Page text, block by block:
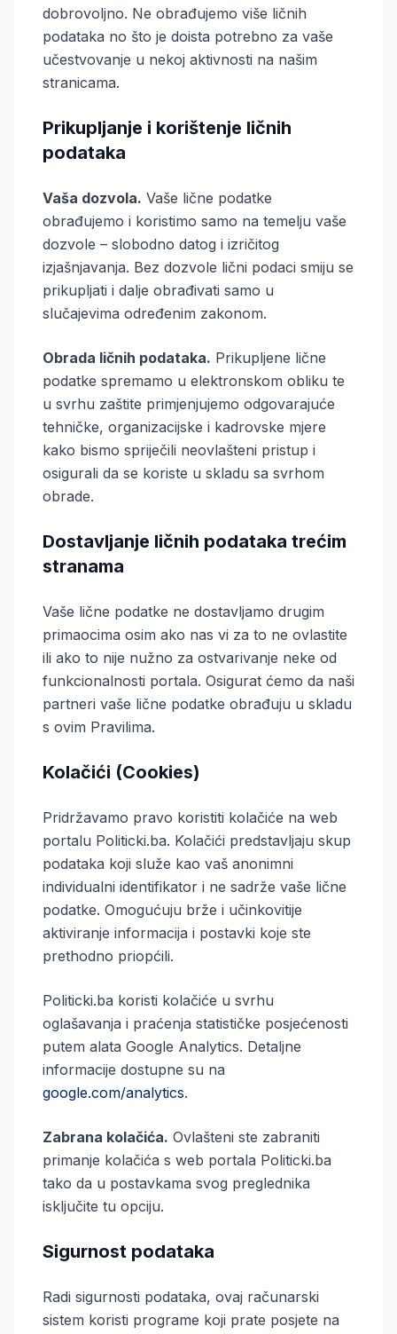
dobrovoljno. Ne obrađujemo više ličnih
podataka no što je doista potrebno za vaše
učestvovanje u nekoj aktivnosti na našim
stranicama.
Prikupljanje i korištenje ličnih
podataka
Vaša dozvola. Vaše lične podatke
obrađujemo i koristimo samo na temelju vaše
dozvole – slobodno datog i izričitog
izjašnjavanja. Bez dozvole lični podaci smiju se
prikupljati i dalje obrađivati samo u
slučajevima određenim zakonom.
Obrada ličnih podataka. Prikupljene lične
podatke spremamo u elektronskom obliku te
u svrhu zaštite primjenjujemo odgovarajuće
tehničke, organizacijske i kadrovske mjere
kako bismo spriječili neovlašteni pristup i
osigurali da se koriste u skladu sa svrhom
obrade.
Dostavljanje ličnih podataka trećim
stranama
Vaše lične podatke ne dostavljamo drugim
primaocima osim ako nas vi za to ne ovlastite
ili ako to nije nužno za ostvarivanje neke od
funkcionalnosti portala. Osigurat ćemo da naši
partneri vaše lične podatke obrađuju u skladu
s ovim Pravilima.
Kolačići (Cookies)
Pridržavamo pravo koristiti kolačiće na web
portalu Politicki.ba. Kolačići predstavljaju skup
podataka koji služe kao vaš anonimni
individualni identifikator i ne sadrže vaše lične
podatke. Omogućuju brže i učinkovitije
aktiviranje informacija i postavki koje ste
prethodno priopćili.
Politicki.ba koristi kolačiće u svrhu
oglašavanja i praćenja statističke posjećenosti
putem alata Google Analytics. Detaljne
informacije dostupne su na
google.com/analytics.
Zabrana kolačića. Ovlašteni ste zabraniti
primanje kolačića s web portala Politicki.ba
tako da u postavkama svog preglednika
isključite tu opciju.
Sigurnost podataka
Radi sigurnosti podataka, ovaj računarski
sistem koristi programe koji prate posjete na